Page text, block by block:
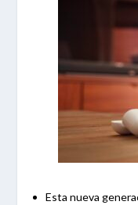
Esta nueva